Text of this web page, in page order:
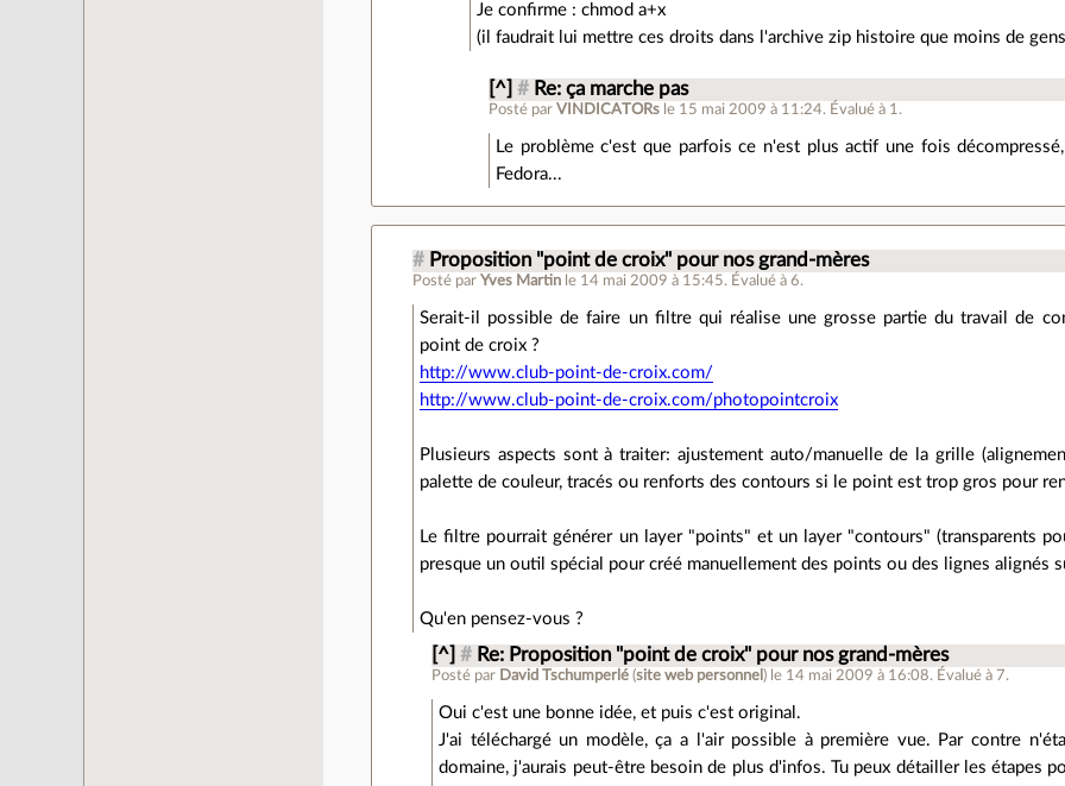
Je confirme : chmod a+x
(il faudrait lui mettre ces droits dans l'archive zip histoire que moins de
[^] # Re: ça marche pas
Posté parVINDICATORs le 15 mai 2009 à 11:24. Évalué à 1 .
Le problème c'est que parfois ce n'est plus actif une fois
Fedora...
# Proposition "point de croix" pour nos grand-mères
Posté parYves Martin le 14 mai 2009 à 15:45. Évalué à6.
Serait-il possible de faire un filtre qui réalise une grosse partie du travail de
point de croix ?
http://www.club-point-de-croix.com/
http://www.club-point-de-croix.com/photopointcroix
Plusieurs aspects sont à traiter: ajustement auto/manuelle de la grille
palette de couleur, tracés ou renforts des contours si le point est trop gros pour
Le filtre pourrait générer un layer "points" et un layer "contours" (transparents
presque un outil spécial pour créé manuellement des points ou des lignes alignés
Qu'en pensez-vous ?
[^] # Re: Proposition "point de croix" pour nos grand-mères
Posté par David Tschumperlé (site web personnel ) le 14 mai 2009 à 16:08. Évalué à7.
Oui c'est une bonne idée, et puis c'est original.
J'ai téléchargé un modèle, ça a l'air possible à première vue. Par contre
domaine, j'aurais peut-être besoin de plus d'infos. Tu peux détailler les étapes